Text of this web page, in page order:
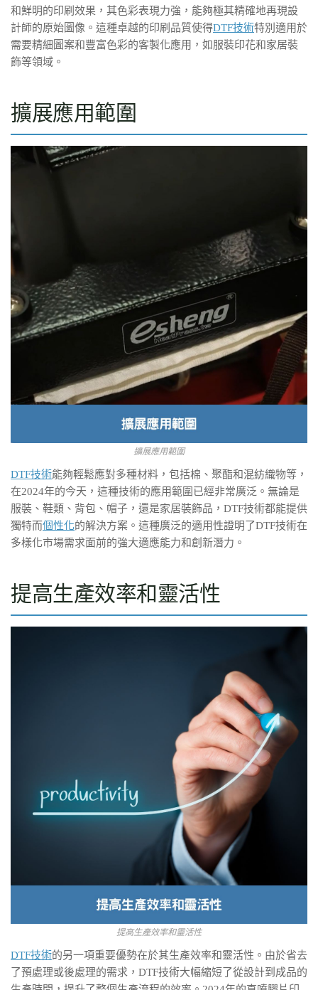
和鮮明的印刷效果，其色彩表現力強，能夠極其精確地再現設
計師的原始圖像。這種卓越的印刷品質使得DTF技術特別適用於
需要精細圖案和豐富色彩的客製化應用，如服裝印花和家居裝
飾等領域。
擴展應用範圍
擴展應用範圍
DTF技術能夠輕鬆應對多種材料，包括棉、聚酯和混紡織物等，
在2024年的今天，這種技術的應用範圍已經非常廣泛。無論是
服裝、鞋類、背包、帽子，還是家居裝飾品，DTF技術都能提供
獨特而個性化的解決方案。這種廣泛的適用性證明了DTF技術在
多樣化市場需求面前的強大適應能力和創新潛力。
提高生產效率和靈活性
提高生產效率和靈活性
DTF技術的另一項重要優勢在於其生產效率和靈活性。由於省去
了預處理或後處理的需求，DTF技術大幅縮短了從設計到成品的